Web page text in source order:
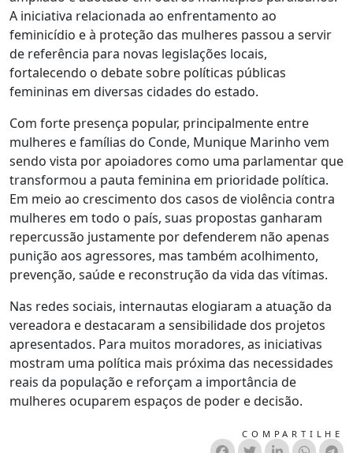
A iniciativa relacionada ao enfrentamento ao
feminicídio e à proteção das mulheres passou a servir
de referência para novas legislações locais,
fortalecendo o debate sobre políticas públicas
femininas em diversas cidades do estado.
Com forte presença popular, principalmente entre
mulheres e famílias do Conde, Munique Marinho vem
sendo vista por apoiadores como uma parlamentar que
transformou a pauta feminina em prioridade política.
Em meio ao crescimento dos casos de violência contra
mulheres em todo o país, suas propostas ganharam
repercussão justamente por defenderem não apenas
punição aos agressores, mas também acolhimento,
prevenção, saúde e reconstrução da vida das vítimas.
Nas redes sociais, internautas elogiaram a atuação da
vereadora e destacaram a sensibilidade dos projetos
apresentados. Para muitos moradores, as iniciativas
mostram uma política mais próxima das necessidades
reais da população e reforçam a importância de
mulheres ocuparem espaços de poder e decisão.
COMPARTILHE